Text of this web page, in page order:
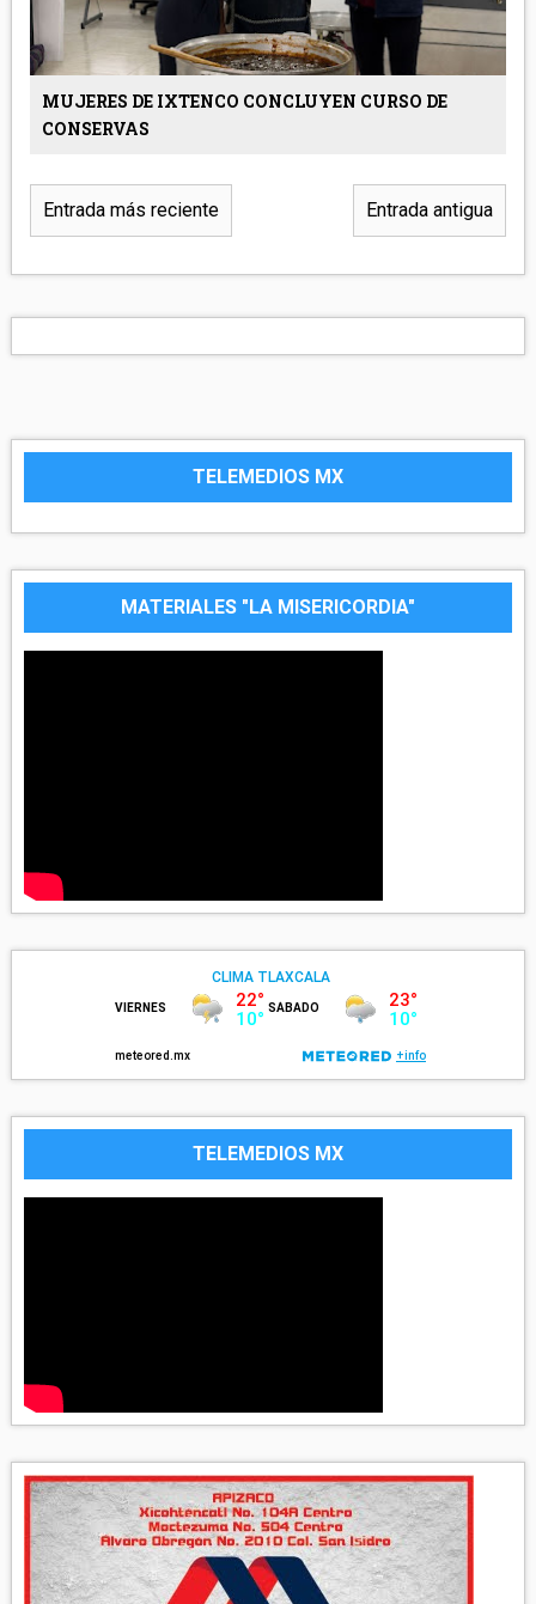
MUJERES DE IXTENCO CONCLUYEN CURSO DE
CONSERVAS
Entrada más reciente Entrada antigua
TELEMEDIOS MX
MATERIALES "LA MISERICORDIA"
TELEMEDIOS MX